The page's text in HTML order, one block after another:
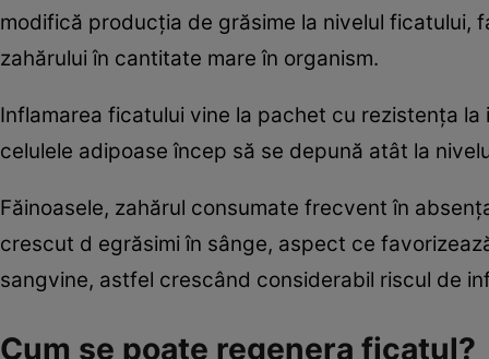
modifică producţia de grăsime la nivelul
zahărului în cantitate mare în organism.
Inflamarea ficatului vine la pachet cu rezistenţa
celulele adipoase încep să se depună atât la
Făinoasele, zahărul consumate frecvent în
crescut d egrăsimi în sânge, aspect ce
sangvine, astfel crescând considerabil riscul de
Cum se poate regenera ficatul?